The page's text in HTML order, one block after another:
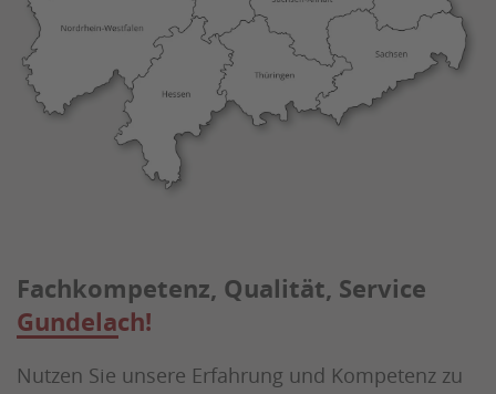
Fachkompetenz, Qualität, Service
Gundelach!
Nutzen Sie unsere Erfahrung und Kompetenz zu